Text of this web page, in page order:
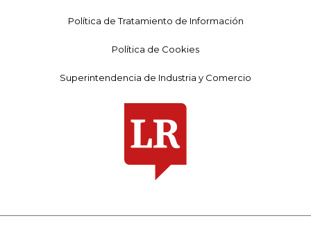
Política de Tratamiento de Información
Política de Cookies
Superintendencia de Industria y Comercio